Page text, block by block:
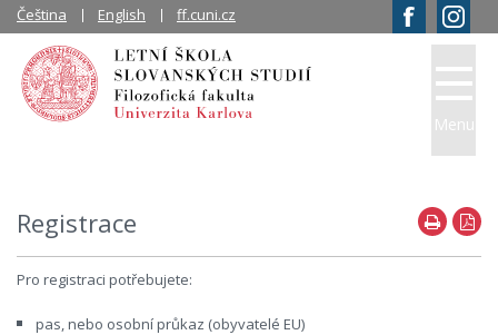
Registrace
Pro registraci potřebujete:
pas, nebo osobní průkaz (obyvatelé EU)
Menu
Čeština English ff.cuni.cz